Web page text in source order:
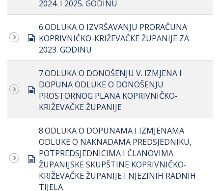
2024. I 2025. GODINU
document
6.ODLUKA O IZVRŠAVANJU PRORAČUNA
KOPRIVNIČKO-KRIŽEVAČKE ŽUPANIJE ZA
2023. GODINU
document
7.ODLUKA O DONOŠENJU V. IZMJENA I
DOPUNA ODLUKE O DONOŠENJU
PROSTORNOG PLANA KOPRIVNIČKO-
KRIŽEVAČKE ŽUPANIJE
document
8.ODLUKA O DOPUNAMA I IZMJENAMA
ODLUKE O NAKNADAMA PREDSJEDNIKU,
POTPREDSJEDNICIMA I ČLANOVIMA
ŽUPANIJSKE SKUPŠTINE KOPRIVNIČKO-
KRIŽEVAČKE ŽUPANIJE I NJEZINIH RADNIH
TIJELA